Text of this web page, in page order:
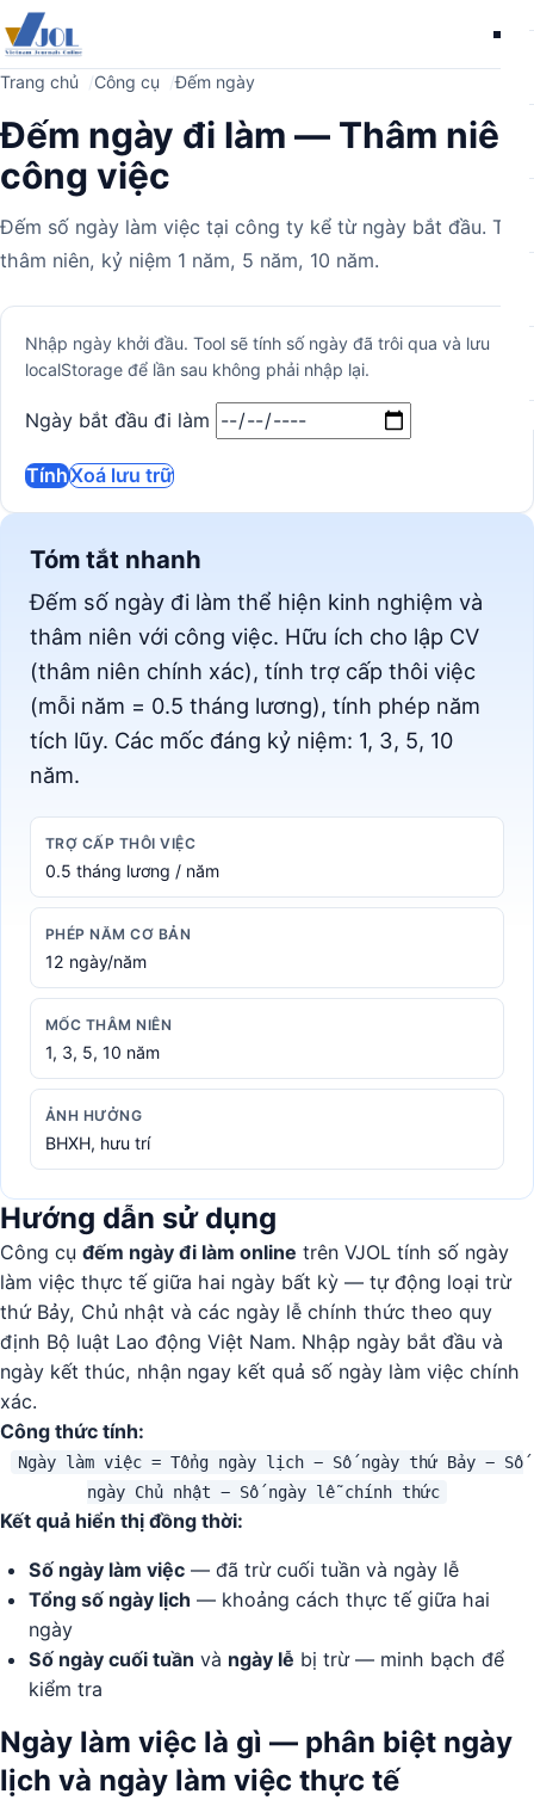
Trang chủ Công cụ Đếm ngày
Đếm ngày đi làm — Thâm niên
công việc
Đếm số ngày làm việc tại công ty kể từ ngày bắt đầu. Tính
thâm niên, kỷ niệm 1 năm, 5 năm, 10 năm.
Máy
tính
Nhập ngày khởi đầu. Tool sẽ tính số ngày đã trôi qua và lưu
localStorage để lần sau không phải nhập lại.
Ngày bắt đầu đi làm
TínhXoá lưu trữ
Tóm tắt nhanh
Đếm số ngày đi làm thể hiện kinh nghiệm và
thâm niên với công việc. Hữu ích cho lập CV
(thâm niên chính xác), tính trợ cấp thôi việc
(mỗi năm = 0.5 tháng lương), tính phép năm
tích lũy. Các mốc đáng kỷ niệm: 1, 3, 5, 10
năm.
TRỢ CẤP THÔI VIỆC
0.5 tháng lương / năm
PHÉP NĂM CƠ BẢN
12 ngày/năm
MỐC THÂM NIÊN
1, 3, 5, 10 năm
ẢNH HƯỞNG
BHXH, hưu trí
Hướng dẫn sử dụng
Công cụ đếm ngày đi làm online trên VJOL tính số ngày
làm việc thực tế giữa hai ngày bất kỳ — tự động loại trừ
thứ Bảy, Chủ nhật và các ngày lễ chính thức theo quy
định Bộ luật Lao động Việt Nam. Nhập ngày bắt đầu và
ngày kết thúc, nhận ngay kết quả số ngày làm việc chính
xác.
Công thức tính:
Ngày làm việc = Tổng ngày lịch − Số ngày thứ Bảy − Số
ngày Chủ nhật − Số ngày lễ chính thức
Kết quả hiển thị đồng thời:
Số ngày làm việc — đã trừ cuối tuần và ngày lễ
Tổng số ngày lịch — khoảng cách thực tế giữa hai
ngày
Số ngày cuối tuần và ngày lễ bị trừ — minh bạch để
kiểm tra
Ngày làm việc là gì — phân biệt ngày
lịch và ngày làm việc thực tế